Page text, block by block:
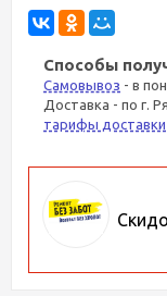
Способы
Самовывоз - в
Доставка - по г.
тарифы доставки